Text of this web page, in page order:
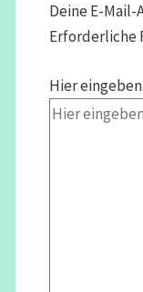
Deine E-
Erforderliche
Hier